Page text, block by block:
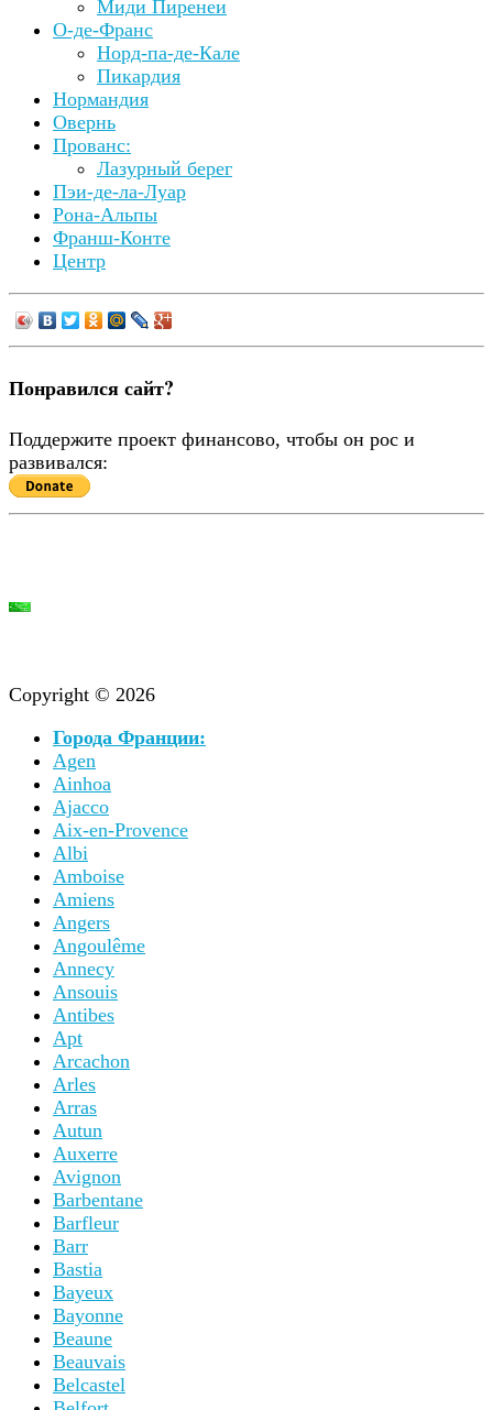
Миди Пиренеи
О-де-Франс
Норд-па-де-Кале
Пикардия
Нормандия
Овернь
Прованс:
Лазурный берег
Пэи-де-ла-Луар
Рона-Альпы
Франш-Конте
Центр
Понравился сайт?
Поддержите проект финансово, чтобы он рос и
развивался:
Copyright © 2026
Города Франции:
Agen
Ainhoa
Ajacco
Aix-en-Provence
Albi
Amboise
Amiens
Angers
Angoulême
Annecy
Ansouis
Antibes
Apt
Arcachon
Arles
Arras
Autun
Auxerre
Avignon
Barbentane
Barfleur
Barr
Bastia
Bayeux
Bayonne
Beaune
Beauvais
Belcastel